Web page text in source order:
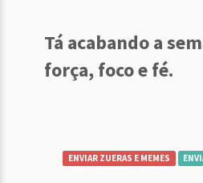
Tá acabando a
força, foco e fé.
ENVIAR ZUERAS E MEMES